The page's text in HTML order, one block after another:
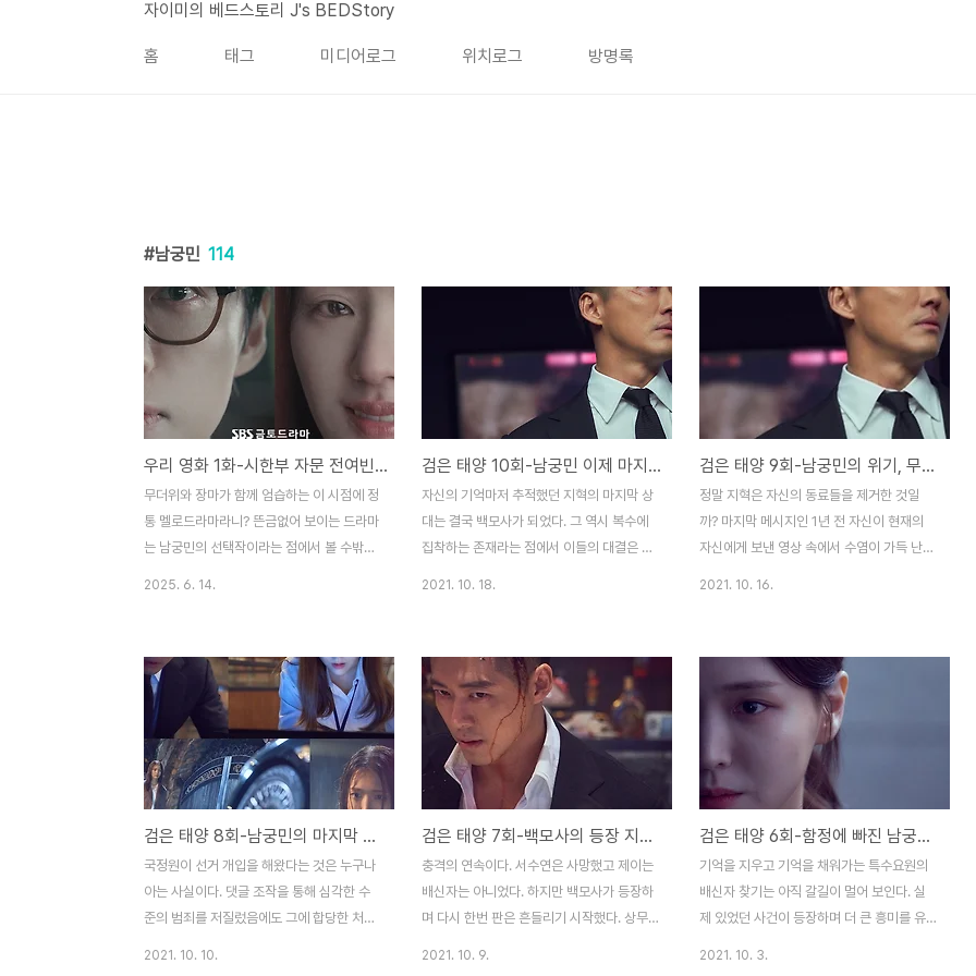
자이미의 베드스토리 J's BEDStory
홈 태그 미디어로그 위치로그 방명록
남궁민 114
우리 영화 1화-시한부 자문 전여빈과 감독 남궁민, 그들은 사랑할 수 있을까?
무더위와 장마가 함께 엄습하는 이 시점에 정
통 멜로드라마라니? 뜬금없어 보이는 드라마
는 남궁민의 선택작이라는 점에서 볼 수밖에
을 중심으로 다루는 이야기는 색다르게 다가
오기도 하지만, 식상함으로 점철되는 경우들
이 허다합니다. 낯선 환경이지만 익숙함이 만
들어내는 그 이질감처럼 이 소재는 위험하기
도 합니다. 영화감독과 마지막 배우의 혼을
태우는 이의 관계를 다룬 '우리 영화'는 보면
서 끝이 명확해지기도 합니다.제하(남궁민)는
첫 작품인 '청소'로 큰 주목을 받았습니다. 그
렇게 처음으로 자신을 세상에 알리려는 순간
아버지이자 유명 영화감..
2025. 6. 14.
검은 태양 10회-남궁민 이제 마지막 대결은 백모사다
자신의 기억마저 추적했던 지혁의 마지막 상
대는 결국 백모사가 되었다. 그 역시 복수에
집착하는 존재라는 점에서 이들의 대결은 복
부들이 모두 모인 자리에서 밝혀진 1년 전 사
건의 전말은 충격이었다. 1년 전 지혁은 현재
의 자신에게 동료를 죽였다고 언급했다. 결론
적으로 총을 쏘고 그로 인해 사망한 것은 사
실이다. 하지만 그 상황에서는 누구라도 그럴
수밖에 없었다. 리동철을 살해한 자도 그리고
그 과정에서 서로를 의심하며 벌어진 그 상황
들은 모두에게 충격적이고 끔찍한 결과를 만
들 뿐이었다. 동욱과 경석은 대립하고 있었
다. 이를 중재하..
2021. 10. 18.
검은 태양 9회-남궁민의 위기, 무너트리기 힘든 적폐 세력
정말 지혁은 자신의 동료들을 제거한 것일
까? 마지막 메시지인 1년 전 자신이 현재의
자신에게 보낸 영상 속에서 수염이 가득 난
도진숙을 찾아갔던 제이는 아무것도 할 수 없
었다. 그리고 이를 지켜보는 백모사는 무슨
생각을 하고 있던 것일까? 지혁은 강필호 국
장의 차량 돌진은 자신의 의지가 아니었음을
알았다. 아무런 상관없이 차량이 움직였고,
이는 누군가 조작을 통해 지혁에게 돌진했다
고 볼 수밖에 없다. 플래닛 내부고발자인 박
영주가 이상한 교통사고를 당한 것과 같다.
이는 원격 조정을 통해 사고로 위장시켰다고
볼 수밖에 없다는 점에서 국..
2021. 10. 16.
검은 태양 8회-남궁민의 마지막 퍼즐에는 국정원 선거 개입이 있다
국정원이 선거 개입을 해왔다는 것은 누구나
아는 사실이다. 댓글 조작을 통해 심각한 수
준의 범죄를 저질렀음에도 그에 합당한 처벌
2021. 10. 10.
검은 태양 7회-백모사의 등장 지혁 저격했나?
충격의 연속이다. 서수연은 사망했고 제이는
배신자는 아니었다. 하지만 백모사가 등장하
며 다시 한번 판은 흔들리기 시작했다. 상무
2021. 10. 9.
검은 태양 6회-함정에 빠진 남궁민, 김지은 정말 배신했나?
기억을 지우고 기억을 채워가는 특수요원의
배신자 찾기는 아직 갈길이 멀어 보인다. 실
제 있었던 사건이 등장하며 더 큰 흥미를 유
2021. 10. 3.